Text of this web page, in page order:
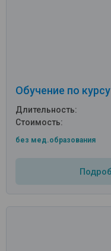
Обучение по
Длительность:
Стоимость:
без мед.образования